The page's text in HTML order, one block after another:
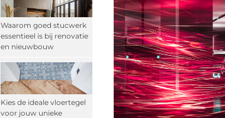
Waarom goed stucwerk
essentieel is bij renovatie
en nieuwbouw
Kies de ideale vloertegel
voor jouw unieke